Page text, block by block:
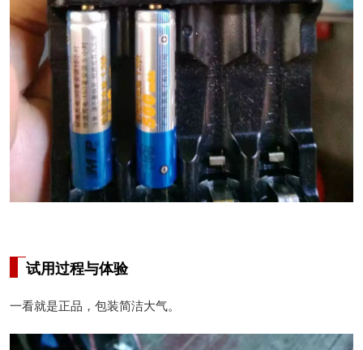
试用过程与体验
一看就是正品，包装简洁大气。